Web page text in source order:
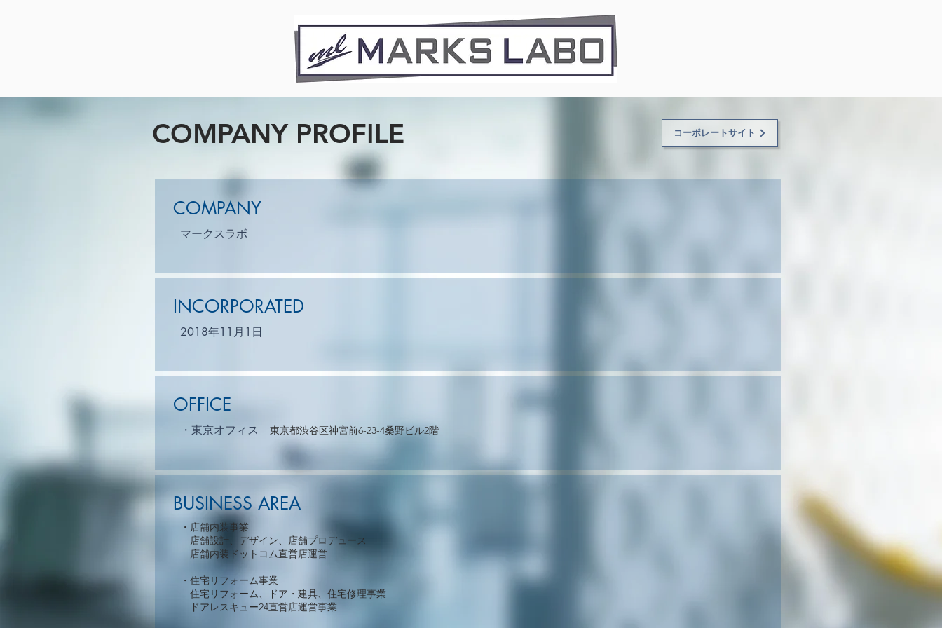
COMPANY PROFILE コーポレートサイト
COMPANY
マークスラボ
INCORPORATED
2018年11月1日
OFFICE
・東京オフィス 東京都​渋谷区神宮前6-23-4桑野ビル2階
​BUSINESS AREA
・店舗内装事業
店舗設計、デザイン、店舗プロデュース
店舗内装ドットコム直営店運営
・​住宅リフォーム事業
住宅リフォーム、ドア・建具、住宅修理事業​
ドアレスキュー24直営店運営事業